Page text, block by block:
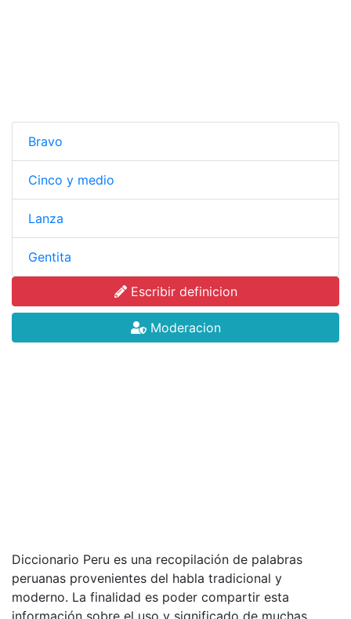
Bravo
Cinco y medio
Lanza
Gentita
Escribir definicion
Moderacion
Diccionario Peru es una recopilación de palabras
peruanas provenientes del habla tradicional y
moderno. La finalidad es poder compartir esta
información sobre el uso y significado de muchas